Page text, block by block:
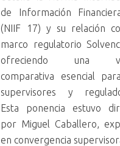
de Información
(NIIF 17) y su relación
marco regulatorio
ofreciendo una
comparativa esencial
supervisores y
Esta ponencia estuvo
por Miguel Caballero,
en convergencia